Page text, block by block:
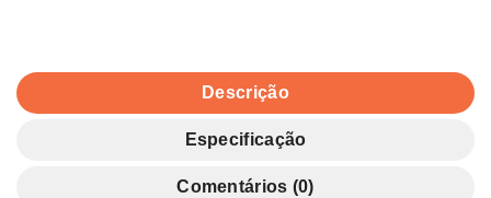
Descrição
Especificação
Comentários (0)